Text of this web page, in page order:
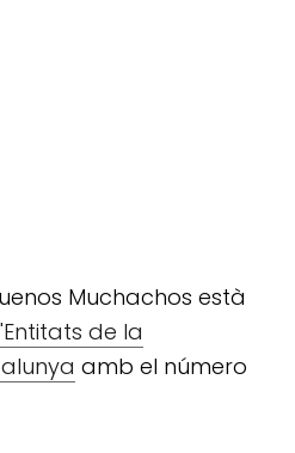
Muchachos està
de la
amb el número